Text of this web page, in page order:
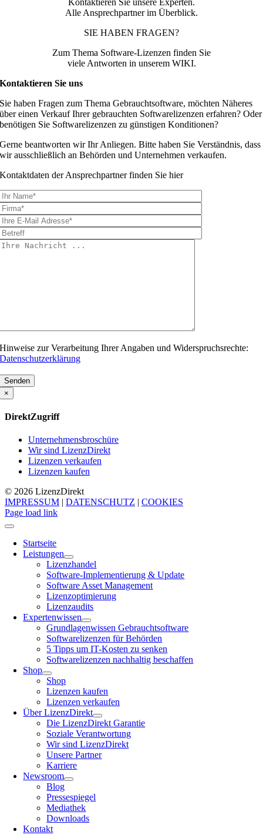
Alle Ansprechpartner im Überblick.
SIE HABEN FRAGEN?
Zum Thema Software-Lizenzen finden Sie
viele Antworten in unserem WIKI.
Kontaktieren Sie uns
Sie haben Fragen zum Thema Gebrauchtsoftware, möchten Näheres
über einen Verkauf Ihrer gebrauchten Softwarelizenzen erfahren? Oder
benötigen Sie Softwarelizenzen zu günstigen Konditionen?
Gerne beantworten wir Ihr Anliegen. Bitte haben Sie Verständnis, dass
wir ausschließlich an Behörden und Unternehmen verkaufen.
Kontaktdaten der Ansprechpartner finden Sie hier
Hinweise zur Verarbeitung Ihrer Angaben und Widerspruchsrechte:
Datenschutzerklärung
Bitte
lasse
dieses
Feld
leer.
×
DirektZugriff
Unternehmensbroschüre
Wir sind LizenzDirekt
Lizenzen verkaufen
Lizenzen kaufen
© 2026 LizenzDirekt
IMPRESSUM | DATENSCHUTZ | COOKIES
Page load link
Startseite
Leistungen
Lizenzhandel
Software-Implementierung & Update
Software Asset Management
Lizenzoptimierung
Lizenzaudits
Expertenwissen
Grundlagenwissen Gebrauchtsoftware
Softwarelizenzen für Behörden
5 Tipps um IT-Kosten zu senken
Softwarelizenzen nachhaltig beschaffen
Shop
Shop
Lizenzen kaufen
Lizenzen verkaufen
Über LizenzDirekt
Die LizenzDirekt Garantie
Soziale Verantwortung
Wir sind LizenzDirekt
Unsere Partner
Karriere
Newsroom
Blog
Pressespiegel
Mediathek
Downloads
Kontakt